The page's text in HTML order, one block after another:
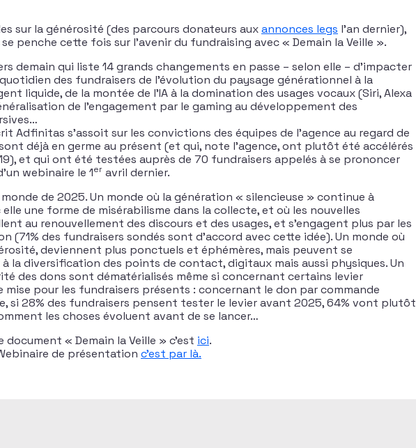
sur la générosité (des parcours donateurs auxannonces legs l’an dernier),
penche cette fois sur l’avenir du fundraising avec « Demain la Veille ».
demain qui liste 14 grands changements en passe – selon elle – d’impacter
des fundraisers de l’évolution du paysage générationnel à la
liquide, de la montée de l’IA à la domination des usages vocaux (Siri, Alexa
de l’engagement par le gaming au développement des
Adfinitas s’assoit sur les convictions des équipes de l’agence au regard de
déjà en germe au présent (et qui, note l’agence, ont plutôt été accélérés
et qui ont été testées auprès de 70 fundraisers appelés à se prononcer
webinaire le 1er avril dernier.
de 2025. Un monde où la génération « silencieuse » continue à
elle une forme de misérabilisme dans la collecte, et où les nouvelles
au renouvellement des discours et des usages, et s’engagent plus par les
(71% des fundraisers sondés sont d’accord avec cette idée). Un monde où
deviennent plus ponctuels et éphémères, mais peuvent se
la diversification des points de contact, digitaux mais aussi physiques. Un
des dons sont dématérialisés même si concernant certains levier
mise pour les fundraisers présents : concernant le don par commande
si 28% des fundraisers pensent tester le levier avant 2025, 64% vont plutôt
les choses évoluent avant de se lancer…
« Demain la Veille » c’est ici.
de présentation c’est par là.